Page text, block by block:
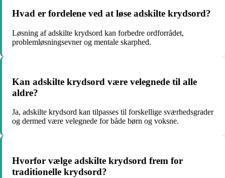
Hvad er fordelene ved at løse adskilte krydsord?
Løsning af adskilte krydsord kan forbedre ordforrådet,
problemløsningsevner og mentale skarphed.
Kan adskilte krydsord være velegnede til alle
aldre?
Ja, adskilte krydsord kan tilpasses til forskellige sværhedsgrader
og dermed være velegnede for både børn og voksne.
Hvorfor vælge adskilte krydsord frem for
traditionelle krydsord?